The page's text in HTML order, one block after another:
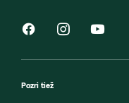
Pozri tiež